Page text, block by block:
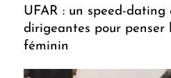
UFAR : un speed-
dirigeantes pour penser
féminin